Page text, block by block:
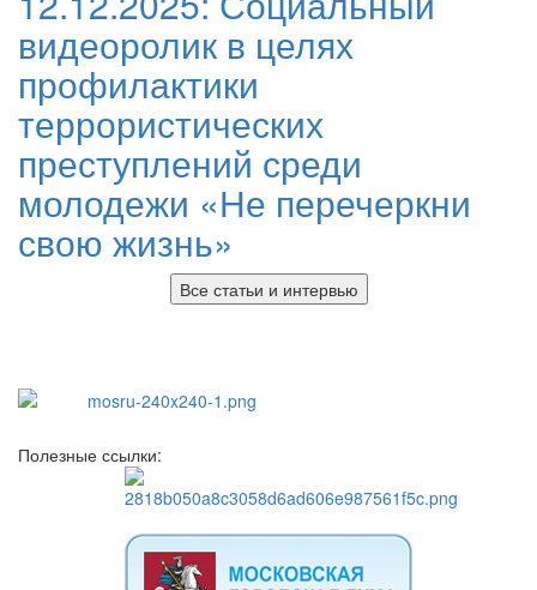
видеоролик в целях
профилактики
террористических
преступлений среди
молодежи «Не перечеркни
свою жизнь»
Все статьи и интервью
Полезные ссылки: